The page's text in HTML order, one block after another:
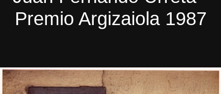
Premio Argizaiola 1987